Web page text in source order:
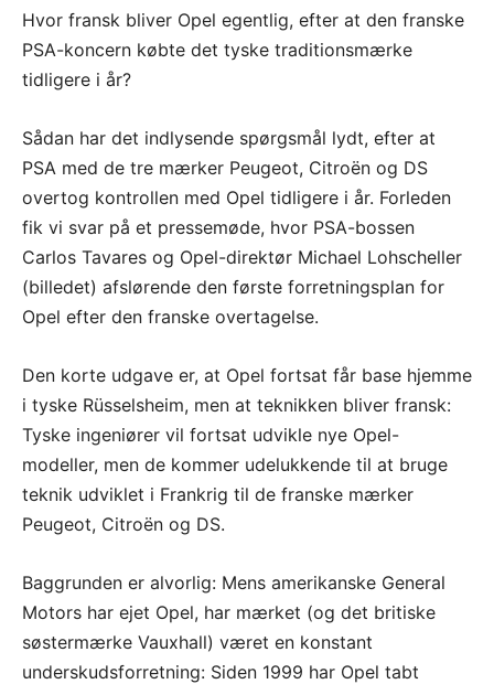
Hvor fransk bliver Opel egentlig, efter at den franske
PSA-koncern købte det tyske traditionsmærke
tidligere i år?
Sådan har det indlysende spørgsmål lydt, efter at
PSA med de tre mærker Peugeot, Citroën og DS
overtog kontrollen med Opel tidligere i år. Forleden
fik vi svar på et pressemøde, hvor PSA-bossen
Carlos Tavares og Opel-direktør Michael Lohscheller
(billedet) afslørende den første forretningsplan for
Opel efter den franske overtagelse.
Den korte udgave er, at Opel fortsat får base hjemme
i tyske Rüsselsheim, men at teknikken bliver fransk:
Tyske ingeniører vil fortsat udvikle nye Opel-
modeller, men de kommer udelukkende til at bruge
teknik udviklet i Frankrig til de franske mærker
Peugeot, Citroën og DS.
Baggrunden er alvorlig: Mens amerikanske General
Motors har ejet Opel, har mærket (og det britiske
søstermærke Vauxhall) været en konstant
underskudsforretning: Siden 1999 har Opel tabt